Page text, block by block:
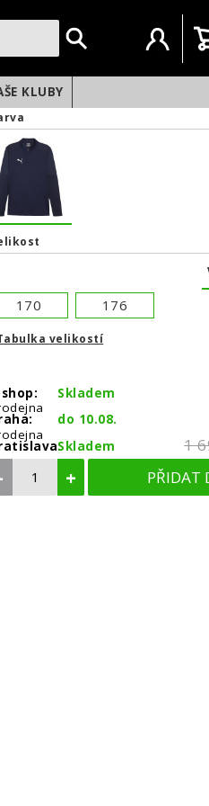
KLUBY
170
176
velikostí
shop:
Skladem
do 10.08.
Skladem 1
+ PŘIDAT